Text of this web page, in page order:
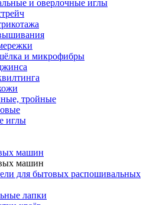
и оверлочные иглы
и микрофибры
тройные
иглы
машин
машин
для бытовых распошивальных
лапки